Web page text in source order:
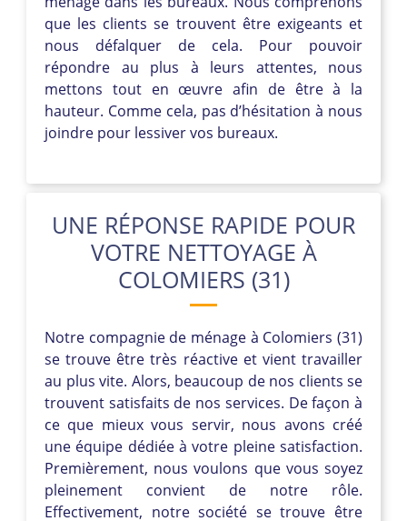
que les clients se trouvent être exigeants et
nous défalquer de cela. Pour pouvoir
répondre au plus à leurs attentes, nous
mettons tout en œuvre afin de être à la
hauteur. Comme cela, pas d’hésitation à nous
joindre pour lessiver vos bureaux.
UNE RÉPONSE RAPIDE POUR
VOTRE NETTOYAGE À
COLOMIERS (31)
Notre compagnie de ménage à Colomiers (31)
se trouve être très réactive et vient travailler
au plus vite. Alors, beaucoup de nos clients se
trouvent satisfaits de nos services. De façon à
ce que mieux vous servir, nous avons créé
une équipe dédiée à votre pleine satisfaction.
Premièrement, nous voulons que vous soyez
pleinement convient de notre rôle.
Effectivement, notre société se trouve être